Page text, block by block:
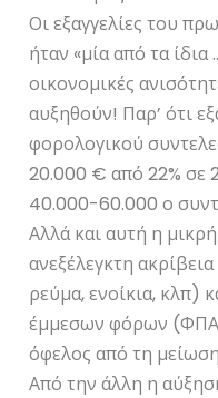
Οι εξαγγελίες του
ήταν «μία από τα
οικονομικές
αυξηθούν! Παρ’ ότι
φορολογικού
20.000 € από 22% σε
40.000-60.000 ο
Αλλά και αυτή η
ανεξέλεγκτη
ρεύμα, ενοίκια, κλπ)
έμμεσων φόρων (ΦΠΑ,
όφελος από τη
Από την άλλη η